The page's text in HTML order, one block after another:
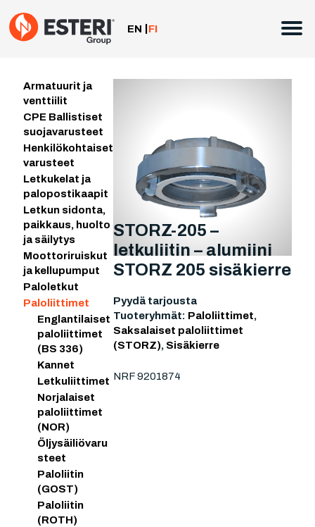
sisältöön
EN FI
Armatuurit ja
venttiilit
CPE Ballistiset
suojavarusteet
Henkilökohtaiset
varusteet
Letkukelat ja
palopostikaapit
Letkun sidonta,
paikkaus, huolto
ja säilytys
Moottoriruiskut
ja kellupumput
Paloletkut
Paloliittimet
Englantilaiset
paloliittimet
(BS 336)
Kannet
Letkuliittimet
Norjalaiset
paloliittimet
(NOR)
Öljysäiliövaru
steet
Paloliitin
(GOST)
Paloliitin
(ROTH)
STORZ-205 –
letkuliitin – alumiini
STORZ 205 sisäkierre
Pyydä tarjousta
Tuoteryhmät: Paloliittimet,
Saksalaiset paloliittimet
(STORZ), Sisäkierre
NRF 9201874